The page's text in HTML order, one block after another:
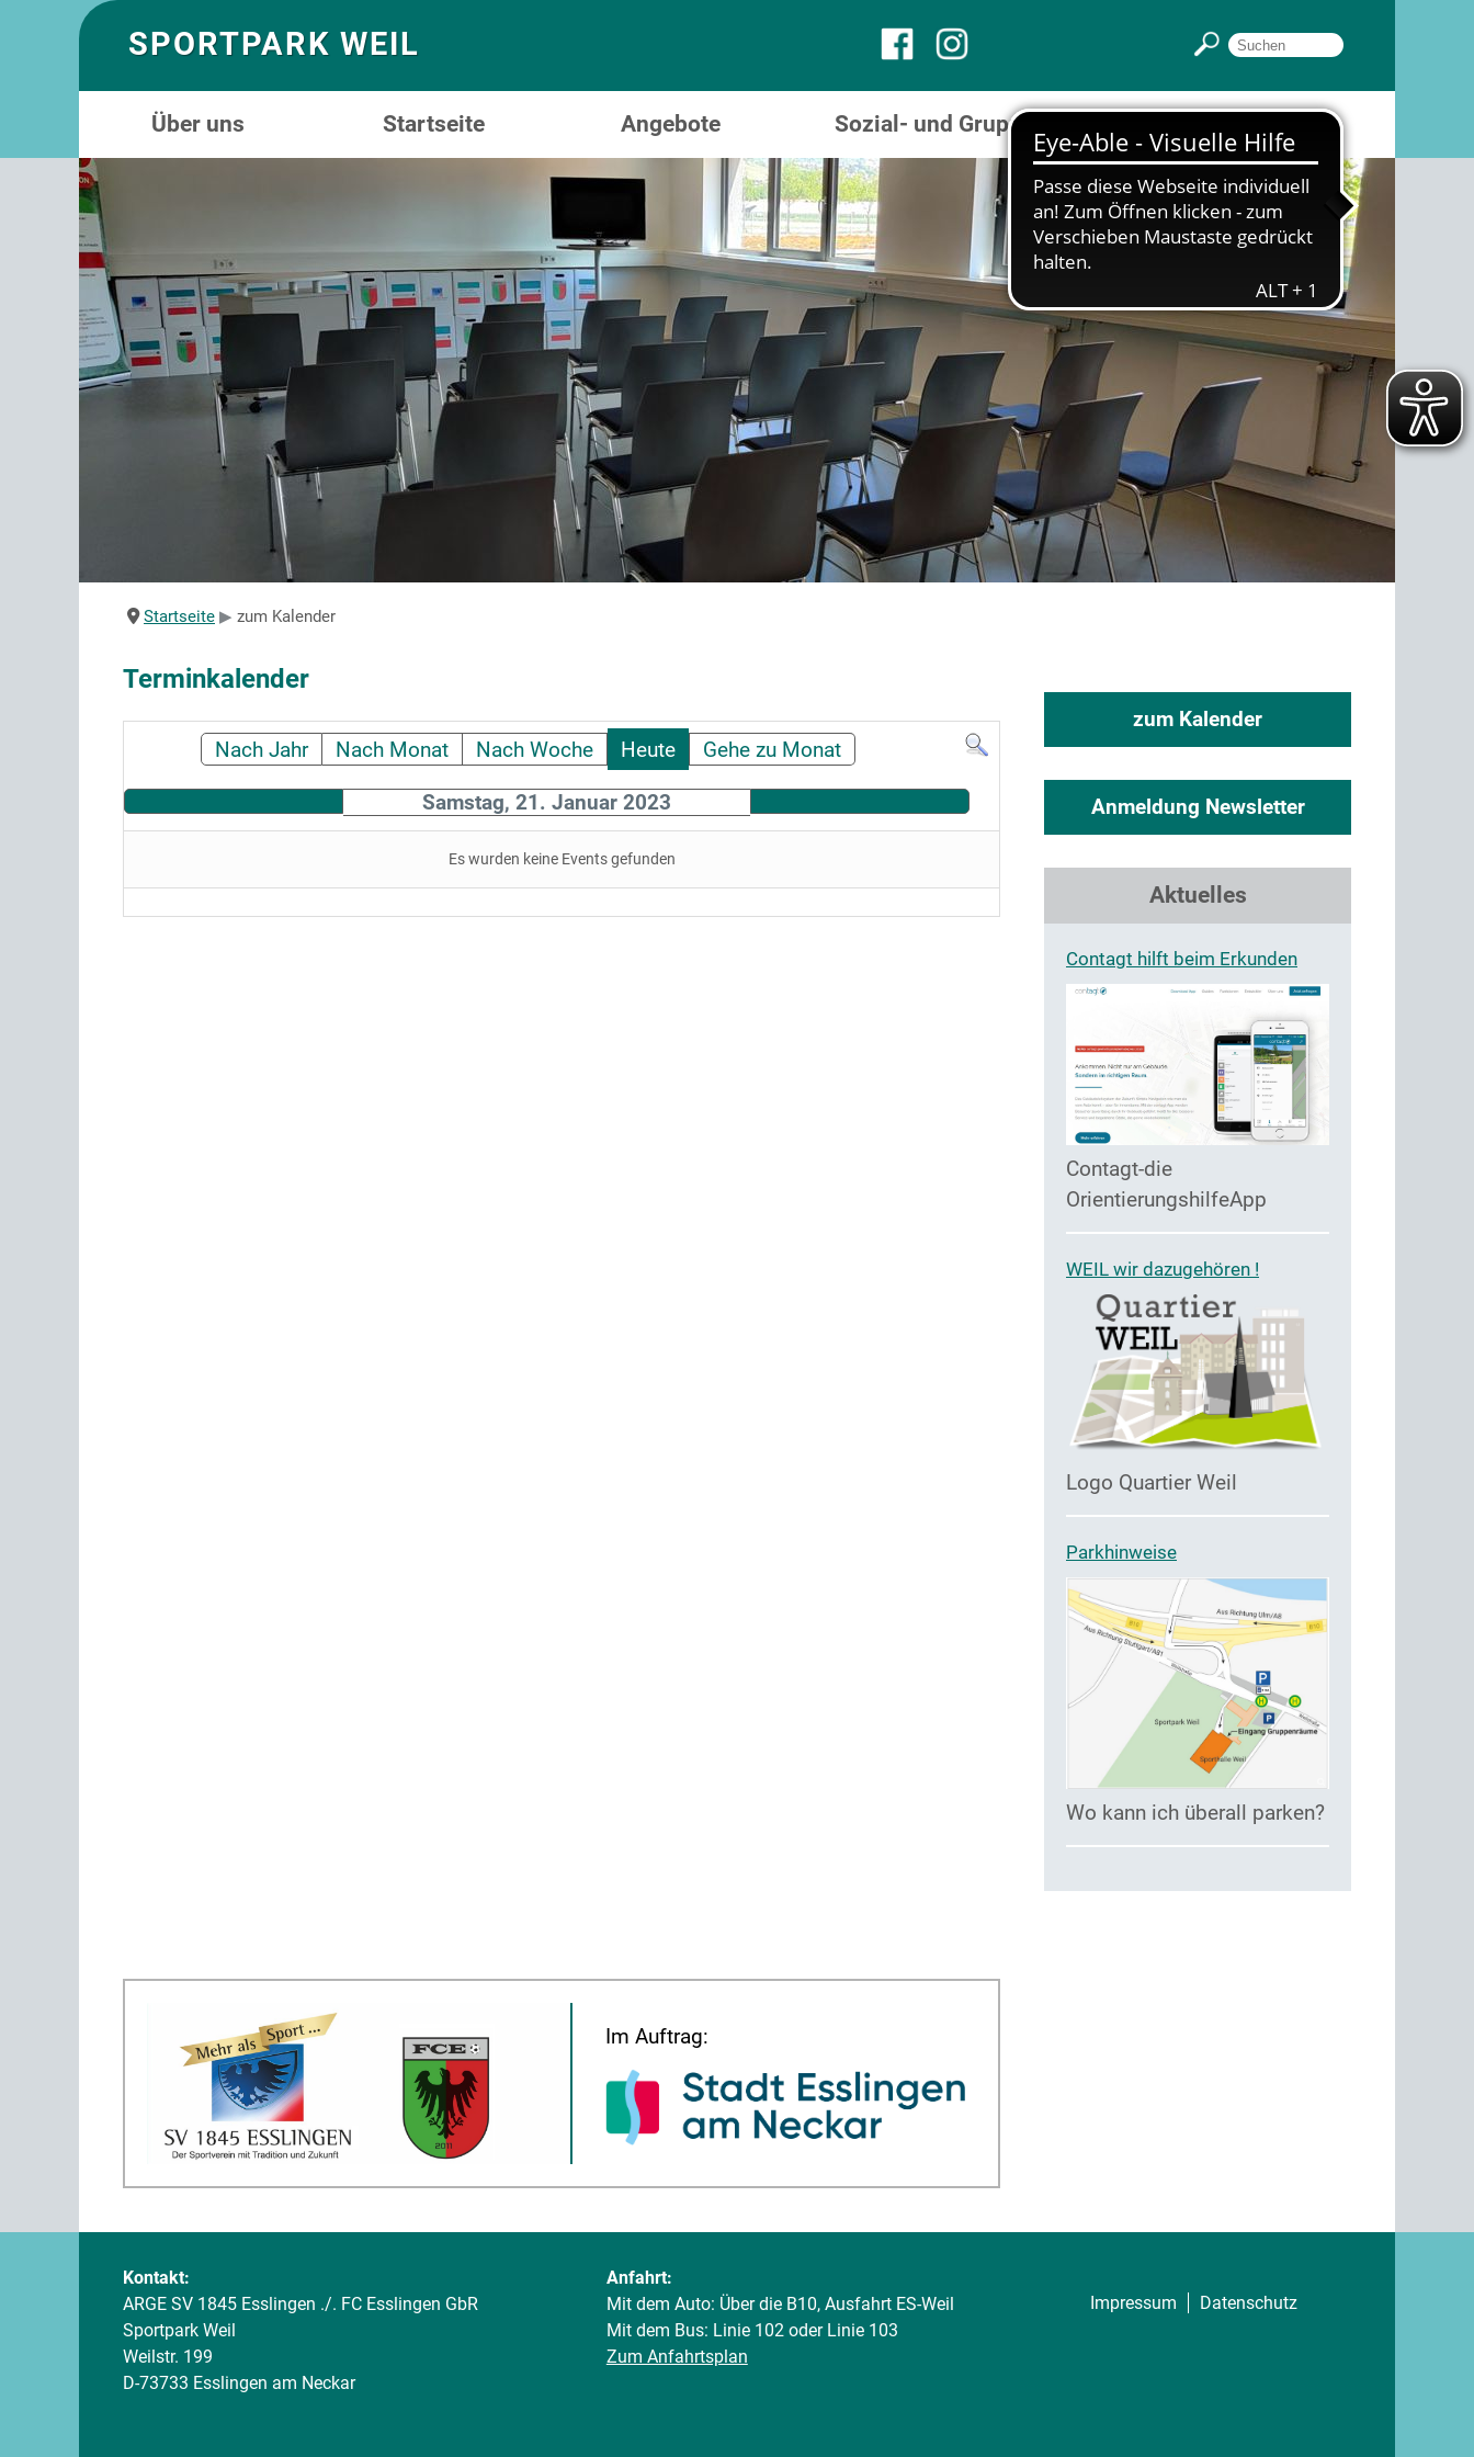
SPORTPARK WEIL
Über uns Startseite Angebote Sozial- und Gruppenräume
Startseite zum Kalender
Terminkalender
Nach Jahr Nach Monat Nach Woche Heute Gehe zu Monat
Samstag, 21. Januar 2023
Es wurden keine Events gefunden
zum Kalender
Anmeldung Newsletter
Aktuelles
Contagt hilft beim Erkunden
Contagt-die
OrientierungshilfeApp
WEIL wir dazugehören !
Logo Quartier Weil
Parkhinweise
Wo kann ich überall parken?
Im Auftrag:
Kontakt:
ARGE SV 1845 Esslingen ./. FC Esslingen GbR
Sportpark Weil
Weilstr. 199
D-73733 Esslingen am Neckar
Anfahrt:
Mit dem Auto: Über die B10, Ausfahrt ES-Weil
Mit dem Bus: Linie 102 oder Linie 103
Zum Anfahrtsplan
Impressum Datenschutz